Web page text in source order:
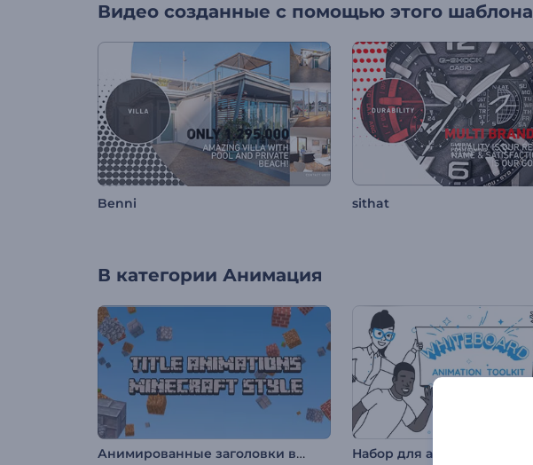
Видео созданные с помощью этого шаблона
Benni sithat
В категории Анимация
Анимированные заголовки в стиле Майнкрафт